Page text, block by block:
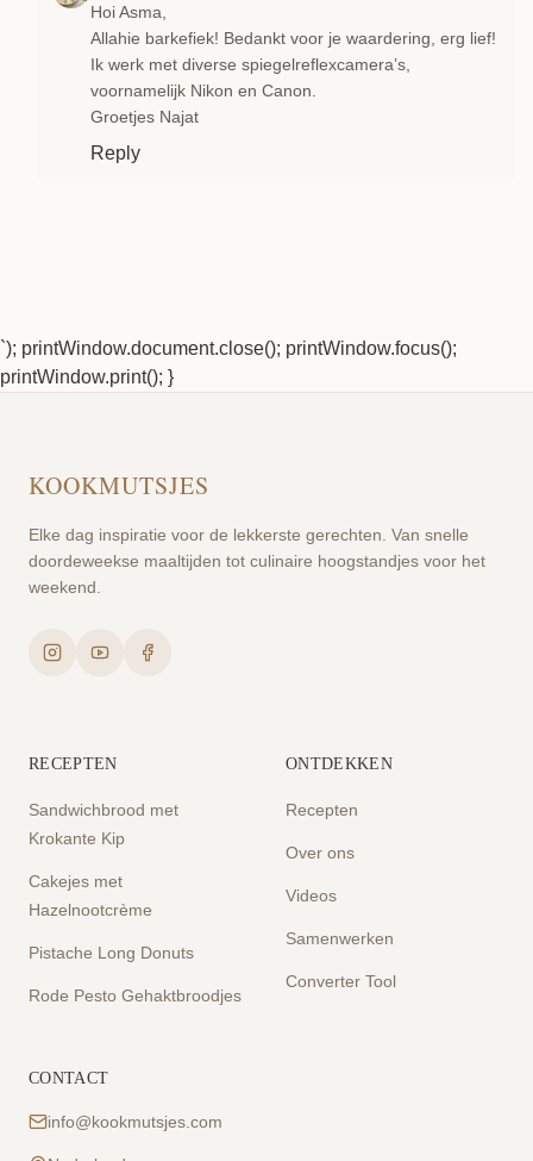
Hoi Asma,
Allahie barkefiek! Bedankt voor je waardering, erg lief!
Ik werk met diverse spiegelreflexcamera’s,
voornamelijk Nikon en Canon.
Groetjes Najat
Reply
`); printWindow.document.close(); printWindow.focus();
printWindow.print(); }
KOOKMUTSJES
Elke dag inspiratie voor de lekkerste gerechten. Van snelle
doordeweekse maaltijden tot culinaire hoogstandjes voor het
weekend.
RECEPTEN
Sandwichbrood met
Krokante Kip
Cakejes met
Hazelnootcrème
Pistache Long Donuts
Rode Pesto Gehaktbroodjes
ONTDEKKEN
Recepten
Over ons
Videos
Samenwerken
Converter Tool
CONTACT
info@kookmutsjes.com